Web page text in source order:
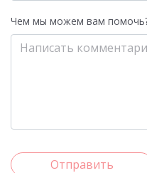
Чем мы можем вам
Отправить